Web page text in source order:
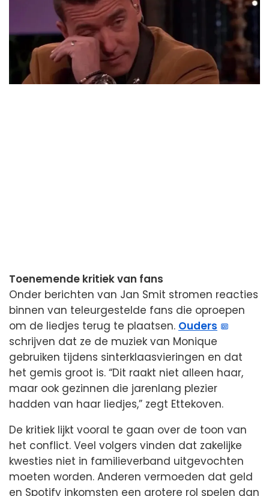
Toenemende kritiek van fans
Onder berichten van Jan Smit stromen reacties
binnen van teleurgestelde fans die oproepen
om de liedjes terug te plaatsen. Ouders
schrijven dat ze de muziek van Monique
gebruiken tijdens sinterklaasvieringen en dat
het gemis groot is. “Dit raakt niet alleen haar,
maar ook gezinnen die jarenlang plezier
hadden van haar liedjes,” zegt Ettekoven.
De kritiek lijkt vooral te gaan over de toon van
het conflict. Veel volgers vinden dat zakelijke
kwesties niet in familieverband uitgevochten
moeten worden. Anderen vermoeden dat geld
en Spotify inkomsten een grotere rol spelen dan